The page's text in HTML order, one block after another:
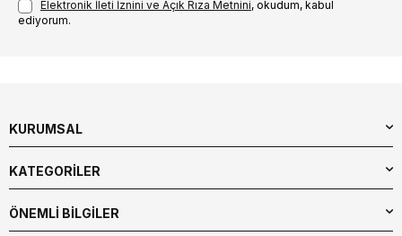
Elektronik İleti İzni‌ni ve Açık Rıza Metni‌ni, okudum, kabul
ediyorum.
KURUMSAL
KATEGORİLER
ÖNEMLİ BİLGİLER